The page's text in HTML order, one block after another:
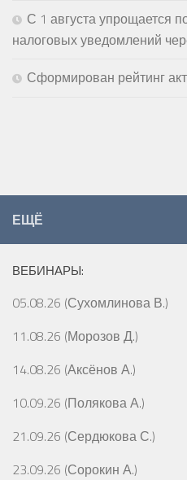
С 1 августа упрощается
налоговых уведомлений
Сформирован рейтинг
ЕЩЁ
ВЕБИНАРЫ:
05.08.26 (Сухомлинова В.)
11.08.26 (Морозов Д.)
14.08.26 (Аксёнов А.)
10.09.26 (Полякова А.)
21.09.26 (Сердюкова С.)
23.09.26 (Сорокин А.)